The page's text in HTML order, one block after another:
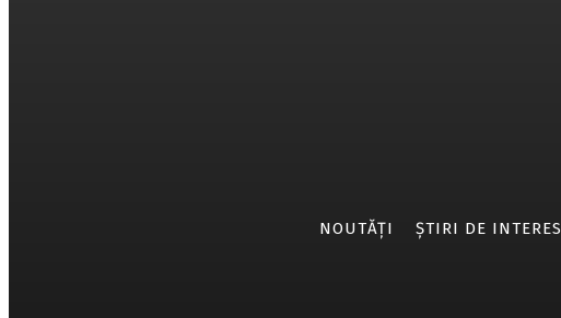
NOUTĂȚI ȘTIRI DE INTERES